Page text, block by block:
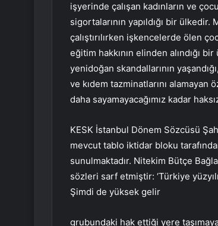
işyerinde çalışan kadınların ve
sigortalarının yapıldığı bir
çalıştırılırken işkencelerde ölen
eğitim hakkının elinden alındığı
yenidoğan skandallarının
ve kıdem tazminatlarını alamayan
daha sayamayacağımız kadar
KESK İstanbul Dönem Sözcüsü
mevcut tablo iktidar bloku
sunulmaktadır. Nitekim Bütçe
sözleri sarf etmiştir: ‘Türkiye
Şimdi de yüksek gelir
grubundaki hak ettiği yere taşımaya